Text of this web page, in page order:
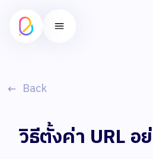
Back
วิธีตั้งค่า URL อ